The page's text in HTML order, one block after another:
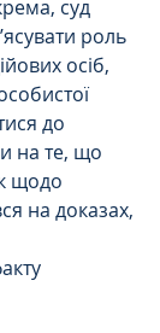
суд
роль
осіб,
до
на те, що
щодо
на доказах,